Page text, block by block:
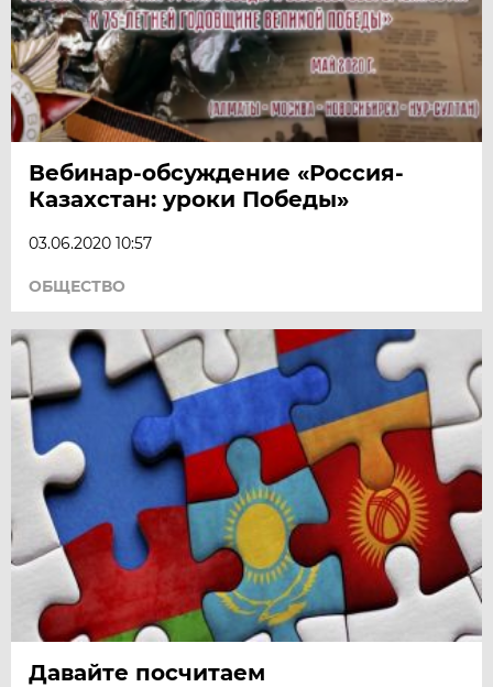
Вебинар-обсуждение «Россия-
Казахстан: уроки Победы»
03.06.2020 10:57
ОБЩЕСТВО
Давайте посчитаем